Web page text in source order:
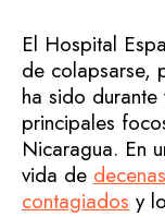
El Hospital
de colapsarse,
ha sido durante
principales
Nicaragua. En
vida de
contagiados y